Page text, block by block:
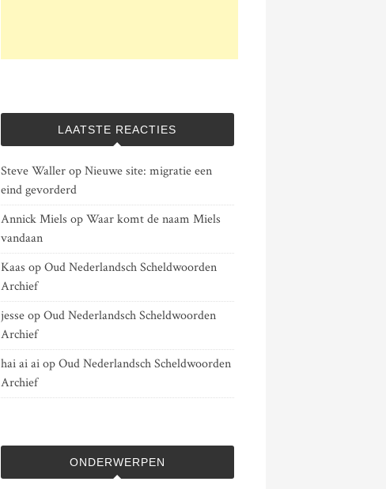
LAATSTE REACTIES
Steve WalleropNieuwe site: migratie een
eind gevorderd
Annick Miels opWaar komt de naam Miels
vandaan
Kaas opOud Nederlandsch Scheldwoorden
Archief
jesseopOud Nederlandsch Scheldwoorden
Archief
hai ai aiopOud Nederlandsch Scheldwoorden
Archief
ONDERWERPEN